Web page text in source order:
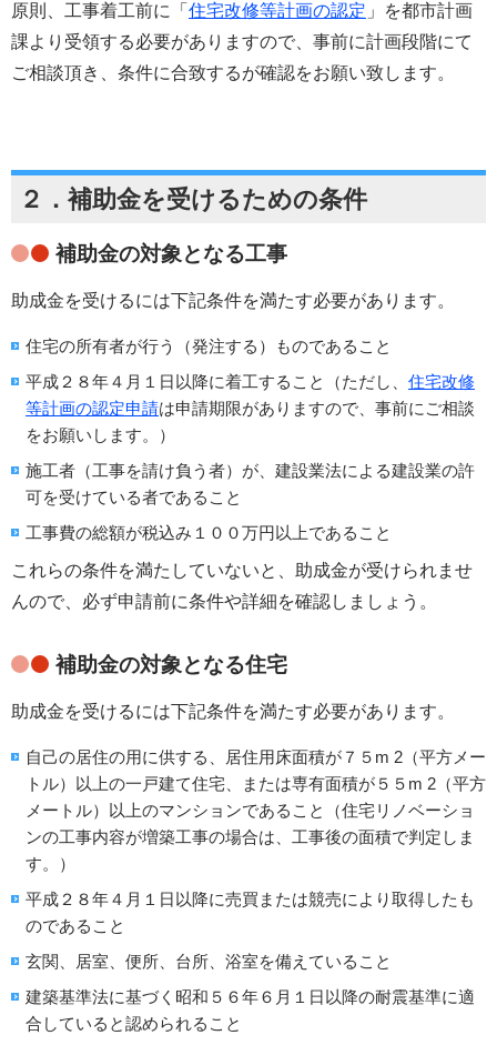
原則、工事着工前に「 住宅改修等計画の認定 」を都市計画
課より受領する必要がありますので、事前に計画段階にて
ご相談頂き、条件に合致するが確認をお願い致します。
２．補助金を受けるための条件
補助金の対象となる工事
助成金を受けるには下記条件を満たす必要があります。
住宅の所有者が行う（発注する）ものであること
平成２８年４月１日以降に着工すること（ただし、 住宅改修
等計画の認定申請は申請期限がありますので、事前にご相談
をお願いします。）
施工者（工事を請け負う者）が、建設業法による建設業の許
可を受けている者であること
工事費の総額が税込み１００万円以上であること
これらの条件を満たしていないと、助成金が受けられませ
んので、必ず申請前に条件や詳細を確認しましょう。
補助金の対象となる住宅
助成金を受けるには下記条件を満たす必要があります。
自己の居住の用に供する、居住用床面積が７５ m 2（平方メー
トル）以上の一戸建て住宅、または専有面積が５５ m 2（平方
メートル）以上のマンションであること（住宅リノベーショ
ンの工事内容が増築工事の場合は、工事後の面積で判定しま
す。）
平成２８年４月１日以降に売買または競売により取得したも
のであること
玄関、居室、便所、台所、浴室を備えていること
建築基準法に基づく昭和５６年６月１日以降の耐震基準に適
合していると認められること